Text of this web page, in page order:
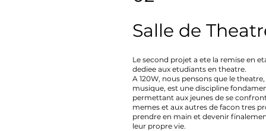
Salle de
Le second projet a ete la remise en
dediee aux etudiants en theatre.
A 120W, nous pensons que le
musique, est une discipline
permettant aux jeunes de se
memes et aux autres de facon tres
prendre en main et devenir
leur propre vie.